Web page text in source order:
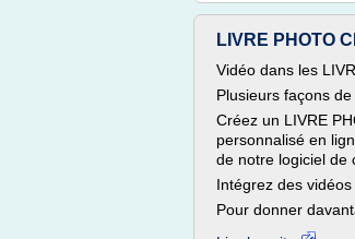
LIVRE PHOTO
Vidéo dans les
Plusieurs façons
Créez un LIVRE
personnalisé en
de notre logiciel de
Intégrez des
Pour donner